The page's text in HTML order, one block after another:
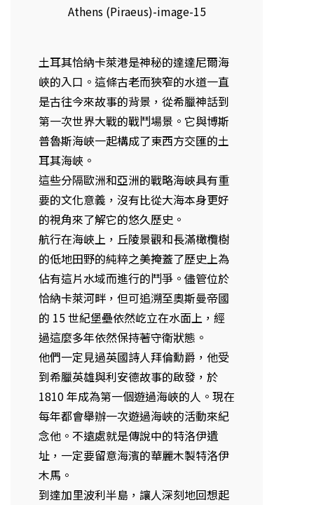
土耳其恰納卡萊港是神秘的達達尼爾海
峽的入口。這條古老而狹窄的水道一直
是古往今來故事的背景，從希臘神話到
第一次世界大戰的戰鬥場景。它與博斯
普魯斯海峽一起構成了東西方交匯的土
耳其海峽。
這些分隔歐洲和亞洲的戰略海峽具有重
要的文化意義，沒有比從大海本身更好
的視角來了解它的悠久歷史。
航行在海峽上，丘陵景觀和長滿橄欖樹
的低地田野的純粹之美掩蓋了歷史上為
佔有這片水域而進行的鬥爭。儘管位於
恰納卡萊河畔，但可追溯至奧斯曼帝國
的 15 世紀堡壘依然屹立在水面上，經
過這麼多年依然保持著守衛狀態。
他們一定見過英國詩人拜倫勳爵，他受
到希臘英雄與利安德故事的啟發，於
1810 年成為第一個遊過海峽的人。現在
每年都會舉辦一次遊過海峽的活動來紀
念他。不遠處就是傳說中的特洛伊遺
址，一定要留意海濱的華麗木製特洛伊
木馬。
到達加里波利半島，讓人深刻地回想起